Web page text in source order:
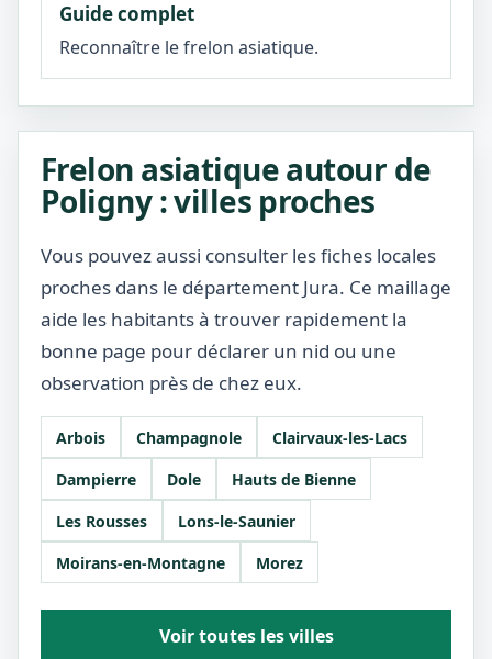
Guide complet
Reconnaître le frelon asiatique.
Frelon asiatique autour de
Poligny : villes proches
Vous pouvez aussi consulter les fiches locales
proches dans le département Jura. Ce maillage
aide les habitants à trouver rapidement la
bonne page pour déclarer un nid ou une
observation près de chez eux.
Arbois Champagnole
Clairvaux-les-Lacs
Dampierre
Dole
Hauts de Bienne
Les Rousses
Lons-le-Saunier
Moirans-en-Montagne
Morez
Voir toutes les villes